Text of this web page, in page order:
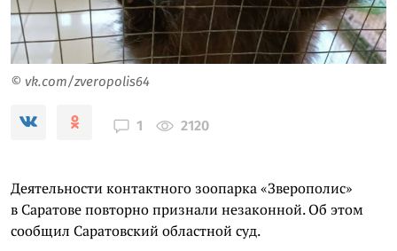
© vk.com/zveropolis64
1 2120
Деятельности контактного зоопарка «Зверополис»
в Саратове повторно признали незаконной. Об этом
сообщил Саратовский областной суд.